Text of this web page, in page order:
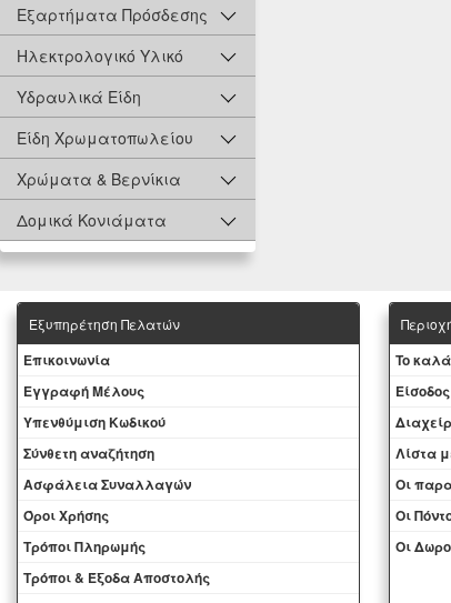
Εξαρτήματα Πρόσδεσης
Ηλεκτρολογικό Υλικό
Υδραυλικά Είδη
Είδη Χρωματοπωλείου
Χρώματα & Βερνίκια
Δομικά Κονιάματα
Εξυπηρέτηση Πελατών
Eπικοινωνία
Εγγραφή Μέλους
Yπενθύμιση Κωδικού
Σύνθετη αναζήτηση
Ασφάλεια Συναλλαγών
Όροι Χρήσης
Τρόποι Πληρωμής
Τρόποι & Έξοδα Αποστολής
To
Λίστα
Oι
Οι
Oι